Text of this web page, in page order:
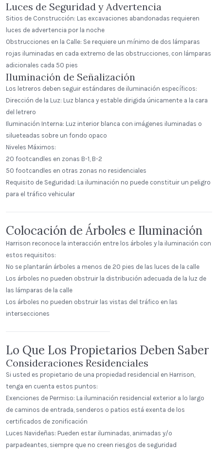
Luces de Seguridad y Advertencia
Sitios de Construcción: Las excavaciones abandonadas requieren
luces de advertencia por la noche
Obstrucciones en la Calle: Se requiere un mínimo de dos lámparas
rojas iluminadas en cada extremo de las obstrucciones, con lámparas
adicionales cada 50 pies
Iluminación de Señalización
Los letreros deben seguir estándares de iluminación específicos:
Dirección de la Luz: Luz blanca y estable dirigida únicamente a la cara
del letrero
Iluminación Interna: Luz interior blanca con imágenes iluminadas o
silueteadas sobre un fondo opaco
Niveles Máximos:
20 footcandles en zonas B-1, B-2
50 footcandles en otras zonas no residenciales
Requisito de Seguridad: La iluminación no puede constituir un peligro
para el tráfico vehicular
Colocación de Árboles e Iluminación
Harrison reconoce la interacción entre los árboles y la iluminación con
estos requisitos:
No se plantarán árboles a menos de 20 pies de las luces de la calle
Los árboles no pueden obstruir la distribución adecuada de la luz de
las lámparas de la calle
Los árboles no pueden obstruir las vistas del tráfico en las
intersecciones
The Study Public House SFU
Lo Que Los Propietarios Deben Saber
Consideraciones Residenciales
Si usted es propietario de una propiedad residencial en Harrison,
tenga en cuenta estos puntos:
Exenciones de Permiso: La iluminación residencial exterior a lo largo
de caminos de entrada, senderos o patios está exenta de los
certificados de zonificación
Luces Navideñas: Pueden estar iluminadas, animadas y/o
parpadeantes, siempre que no creen riesgos de seguridad